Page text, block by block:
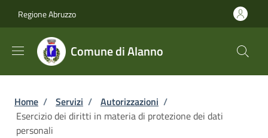
Regione Abruzzo
Comune di Alanno
Briciole di pane
Home / Servizi / Autorizzazioni /
Esercizio dei diritti in materia di protezione dei dati
personali